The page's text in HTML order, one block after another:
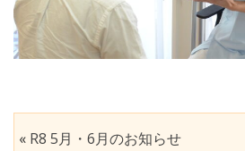
« R8 5月・6月のお知らせ